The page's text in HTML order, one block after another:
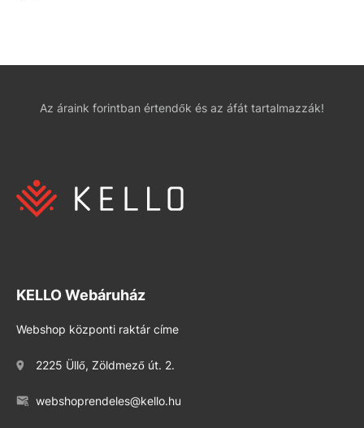
Az áraink forintban értendők és az áfát tartalmazzák!
KELLO Webáruház
Webshop központi raktár címe
2225 Üllő, Zöldmező út. 2.
webshoprendeles@kello.hu